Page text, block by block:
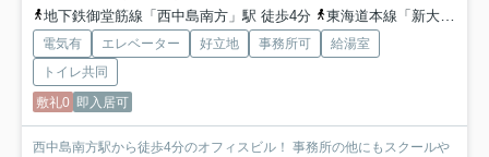
地下鉄御堂筋線「西中島南方」駅 徒歩4分
東海道本線「新大阪」駅 徒歩14分
電気有 エレベーター 好立地 事務所可
給湯室
トイレ共同
敷礼0 即入居可
西中島南方駅から徒歩4分のオフィスビル！ 事務所の他にもスクールや